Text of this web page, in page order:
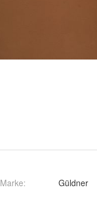
Marke: Güldner